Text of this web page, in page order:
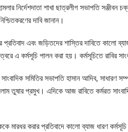
নির্দেশদাতা শাখা ছাত্রলীগ সভাপতি সঞ্জীবন
দাবি জানান।
প্রতিবাদ এবং জড়িতদের শাস্তির দাবিতে কালো
এ কর্মসূচি পালন করা হয়। কর্মসূচিতে রাবির
সমিতির সভাপতি হাসান আদিব,
তুষার প্রমুখ। এদিকে আজ রাবিতে কর্মরত
মারধর করার প্রতিবাদে কালো ব্যাজ ধারণ